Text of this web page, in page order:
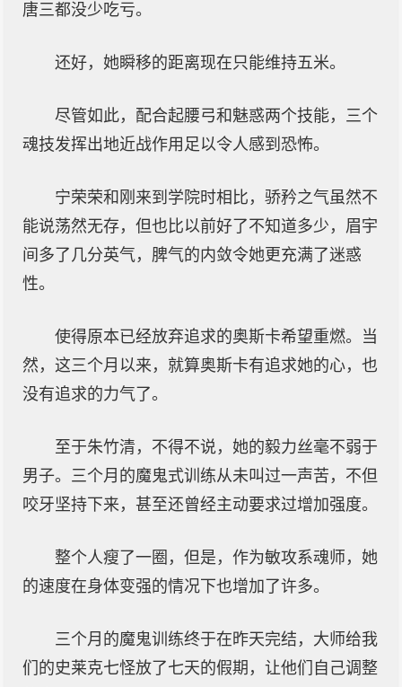
唐三都没少吃亏。
还好，她瞬移的距离现在只能维持五米。
尽管如此，配合起腰弓和魅惑两个技能，三个
魂技发挥出地近战作用足以令人感到恐怖。
宁荣荣和刚来到学院时相比，骄矜之气虽然不
能说荡然无存，但也比以前好了不知道多少，眉宇
间多了几分英气，脾气的内敛令她更充满了迷惑
性。
使得原本已经放弃追求的奥斯卡希望重燃。当
然，这三个月以来，就算奥斯卡有追求她的心，也
没有追求的力气了。
至于朱竹清，不得不说，她的毅力丝毫不弱于
男子。三个月的魔鬼式训练从未叫过一声苦，不但
咬牙坚持下来，甚至还曾经主动要求过增加强度。
整个人瘦了一圈，但是，作为敏攻系魂师，她
的速度在身体变强的情况下也增加了许多。
三个月的魔鬼训练终于在昨天完结，大师给我
们的史莱克七怪放了七天的假期，让他们自己调整